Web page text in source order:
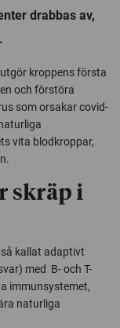
drabbas av,
kroppens första
och förstöra
som orsakar covid-
vita blodkroppar,
skräp i
kallat adaptivt
med B- och T-
immunsystemet,
naturliga